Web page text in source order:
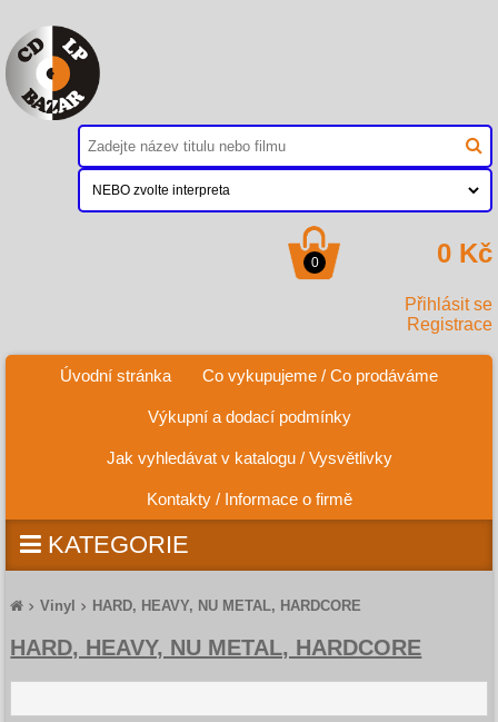
0 0 Kč
Přihlásit se
Registrace
Úvodní stránka Co vykupujeme / Co prodáváme
Výkupní a dodací podmínky
Jak vyhledávat v katalogu / Vysvětlivky
Kontakty / Informace o firmě
KATEGORIE
Vinyl HARD, HEAVY, NU METAL, HARDCORE
HARD, HEAVY, NU METAL, HARDCORE